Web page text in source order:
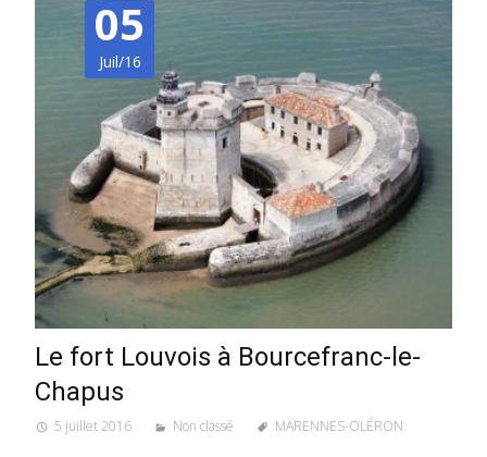
05
Juil/16
Le fort Louvois à Bourcefranc-le-
Chapus
5 juillet 2016 Non classé MARENNES-OLÉRON